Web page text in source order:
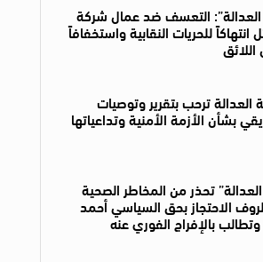
العدالة”: التعسف ضد عمال شركة
للحريات النقابية واستخفافاً
اللائق
العدالة ترحب بتقرير وتوصيات
بشأن الأزمة الأمنية وتداعياتها
تحذر من المخاطر الصحية
الاحتجاز بحق السياسي أحمد
بالإفراج الفوري عنه